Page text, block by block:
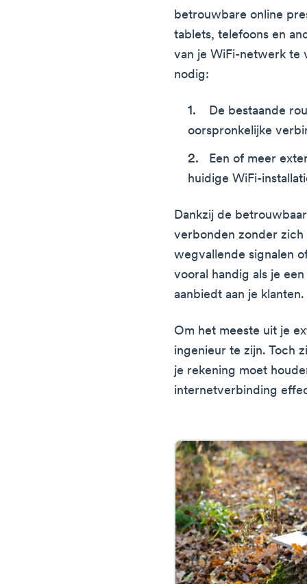
betrouwbare online
tablets, telefoons en
van je WiFi-netwerk te
nodig:
De bestaande
oorspronkelijke
Een of meer
huidige WiFi-
Dankzij de
verbonden zonder
wegvallende signalen
vooral handig als je
aanbiedt aan je klanten.
Om het meeste uit je
ingenieur te zijn. Toch
je rekening moet
internetverbinding